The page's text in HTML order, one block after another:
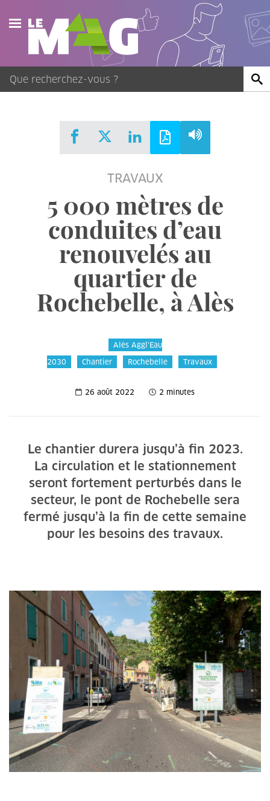
Actualités
Agenda
Publications
TRAVAUX
5 000 mètres de
conduites d’eau
renouvelés au
quartier de
Rochebelle, à Alès
Alès Aggl’Eau
2030
Chantier Rochebelle Travaux
26 août 2022 2 minutes
Le chantier durera jusqu’à fin 2023.
La circulation et le stationnement
seront fortement perturbés dans le
secteur, le pont de Rochebelle sera
fermé jusqu’à la fin de cette semaine
pour les besoins des travaux.